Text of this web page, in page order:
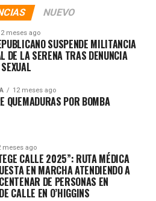
NUEVO
meses ago
SUSPENDE MILITANCIA
DE LA SERENA TRAS DENUNCIA
12 meses ago
QUEMADURAS POR BOMBA
meses ago
CALLE 2025”: RUTA MÉDICA
EN MARCHA ATENDIENDO A
DE PERSONAS EN
CALLE EN O’HIGGINS